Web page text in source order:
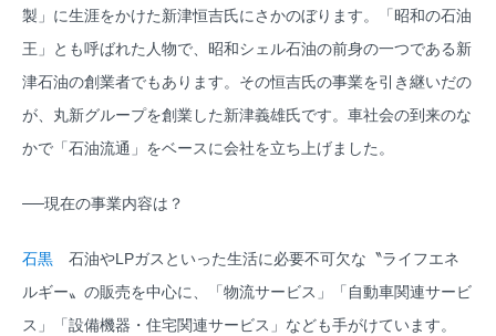
製」に生涯をかけた新津恒吉氏にさかのぼります。「昭和の石油
王」とも呼ばれた人物で、昭和シェル石油の前身の一つである新
津石油の創業者でもあります。その恒吉氏の事業を引き継いだの
が、丸新グループを創業した新津義雄氏です。車社会の到来のな
かで「石油流通」をベースに会社を立ち上げました。
──現在の事業内容は？
石黒 石油やLPガスといった生活に必要不可欠な〝ライフエネ
ルギー〟の販売を中心に、「物流サービス」「自動車関連サービ
ス」「設備機器・住宅関連サービス」なども手がけています。